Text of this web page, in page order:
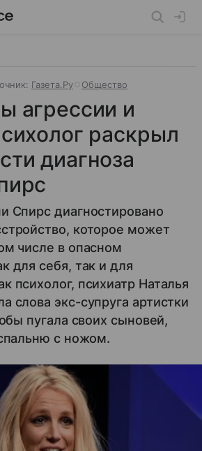
Газета.Ру Общество
агрессии и
раскрыл
диагноза
Спирс диагностировано
которое может
числе в опасном
для себя, так и для
психолог, психиатр Наталья
слова экс-супруга артистки
пугала своих сыновей,
с ножом.